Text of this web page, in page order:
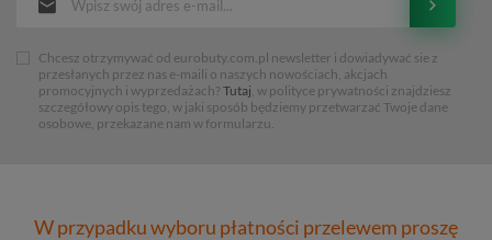
Chcesz otrzymywać od eurobuty.com.pl newsletter i dowiadywać sie z
przesłanych przez nas e-maili o naszych nowościach, akcjach
promocyjnych i wyprzedażach? Tutaj, w polityce prywatności znajdziesz
szczegółowy opis tego, w jaki sposób będziemy przetwarzać Twoje dane
osobowe, przekazane nam w formularzu.
W przypadku wyboru płatności przelewem proszę